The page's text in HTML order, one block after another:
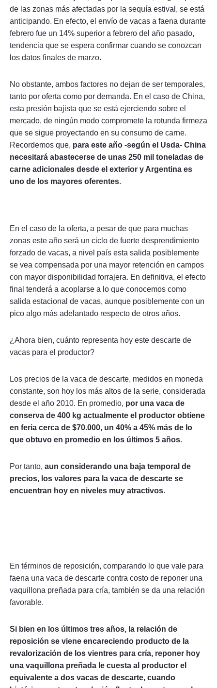
de las zonas más afectadas por la sequía estival, se está
anticipando. En efecto, el envío de vacas a faena durante
febrero fue un 14% superior a febrero del año pasado,
tendencia que se espera confirmar cuando se conozcan
los datos finales de marzo.
No obstante, ambos factores no dejan de ser temporales,
tanto por oferta como por demanda. En el caso de China,
esta presión bajista que se está ejerciendo sobre el
mercado, de ningún modo compromete la rotunda firmeza
que se sigue proyectando en su consumo de carne.
Recordemos que, para este año -según el Usda- China
necesitará abastecerse de unas 250 mil toneladas de
carne adicionales desde el exterior y Argentina es
uno de los mayores oferentes.
En el caso de la oferta, a pesar de que para muchas
zonas este año será un ciclo de fuerte desprendimiento
forzado de vacas, a nivel país esta salida posiblemente
se vea compensada por una mayor retención en campos
con mayor disponibilidad forrajera. En definitiva, el efecto
final tenderá a acoplarse a lo que conocemos como
salida estacional de vacas, aunque posiblemente con un
pico algo más adelantado respecto de otros años.
¿Ahora bien, cuánto representa hoy este descarte de
vacas para el productor?
Los precios de la vaca de descarte, medidos en moneda
constante, son hoy los más altos de la serie, considerada
desde el año 2010. En promedio, por una vaca de
conserva de 400 kg actualmente el productor obtiene
en feria cerca de $70.000, un 40% a 45% más de lo
que obtuvo en promedio en los últimos 5 años.
Por tanto, aun considerando una baja temporal de
precios, los valores para la vaca de descarte se
encuentran hoy en niveles muy atractivos.
En términos de reposición, comparando lo que vale para
faena una vaca de descarte contra costo de reponer una
vaquillona preñada para cría, también se da una relación
favorable.
Si bien en los últimos tres años, la relación de
reposición se viene encareciendo producto de la
revalorización de los vientres para cría, reponer hoy
una vaquillona preñada le cuesta al productor el
equivalente a dos vacas de descarte, cuando